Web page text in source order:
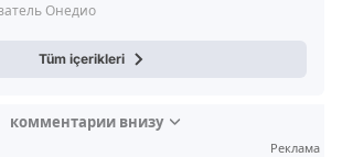
Онедио
Tüm içerikleri
комментарии внизу
Реклама